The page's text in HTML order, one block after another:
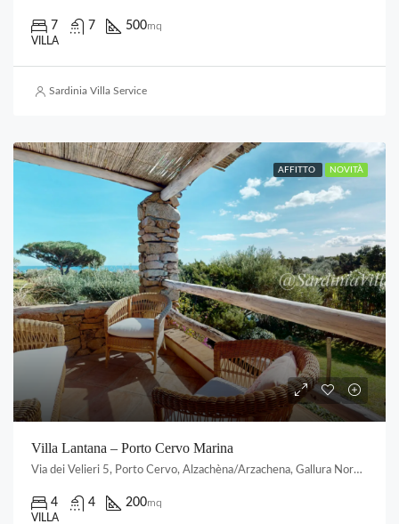
7 7 500mq
VILLA
Sardinia Villa Service
AFFITTO NOVITÀ
Villa Lantana – Porto Cervo Marina
Via dei Velieri 5, Porto Cervo, Alzachèna/Arzachena, Gallura Nord-Est Sardegna, Sardigna/Sardegna, Italia
4 4 200mq
VILLA